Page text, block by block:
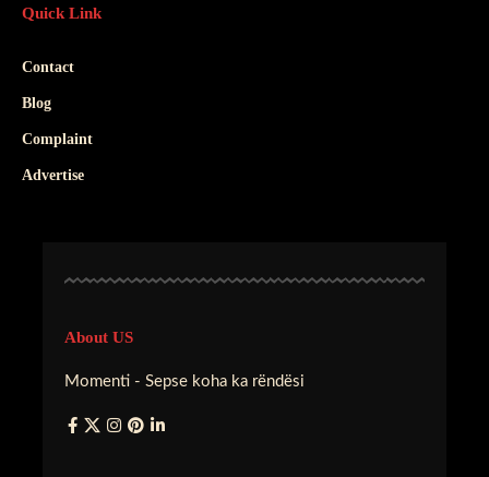
Quick Link
Contact
Blog
Complaint
Advertise
About US
Momenti - Sepse koha ka rëndësi